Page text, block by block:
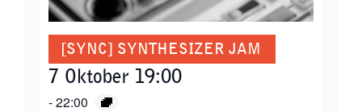
[SYNC] SYNTHESIZER JAM
7 Oktober 19:00
-22:00